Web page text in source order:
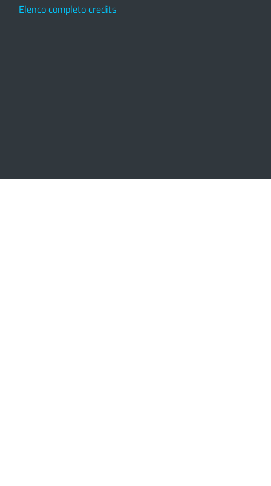
Elenco completo credits